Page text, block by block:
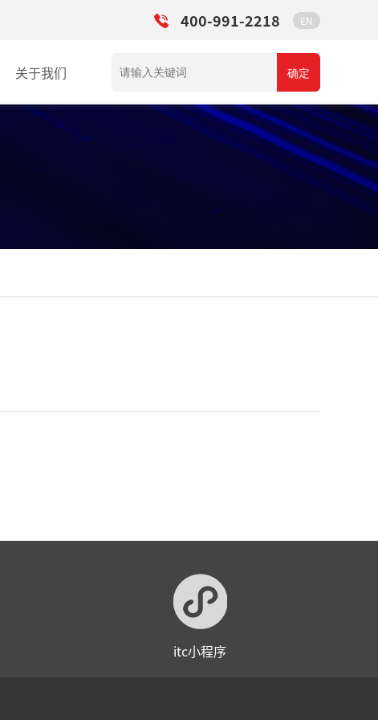
400-991-2218 EN
关于我们 确定
itc小程序